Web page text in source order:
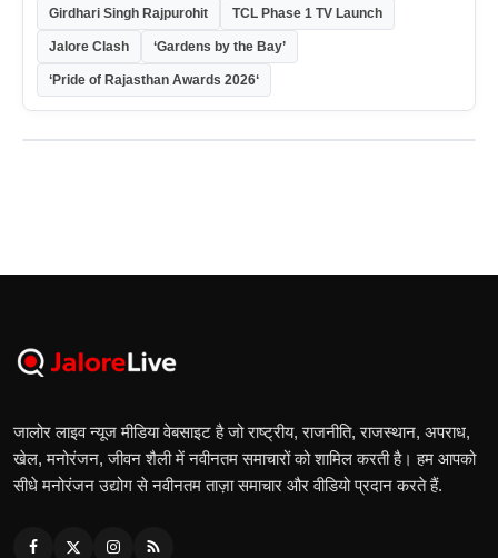
Girdhari Singh Rajpurohit TCL Phase 1 TV Launch
Jalore Clash ‘Gardens by the Bay’
‘Pride of Rajasthan Awards 2026‘
जालोर लाइव न्यूज मीडिया वेबसाइट है जो राष्ट्रीय, राजनीति, राजस्थान, अपराध,
खेल, मनोरंजन, जीवन शैली में नवीनतम समाचारों को शामिल करती है। हम आपको
सीधे मनोरंजन उद्योग से नवीनतम ताज़ा समाचार और वीडियो प्रदान करते हैं.